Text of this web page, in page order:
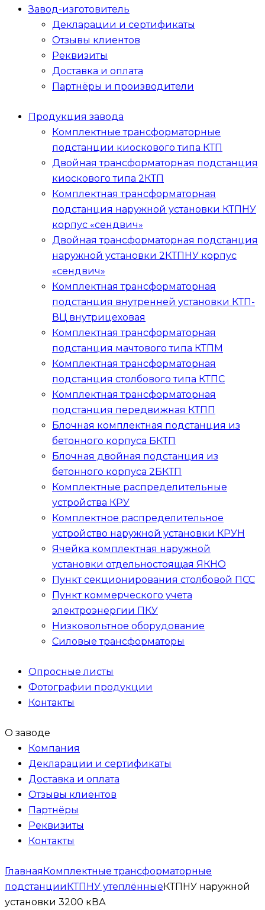
Завод-изготовитель
Декларации и сертификаты
Отзывы клиентов
Реквизиты
Доставка и оплата
Партнёры и производители
Продукция завода
Комплектные трансформаторные
подстанции киоскового типа КТП
Двойная трансформаторная подстанция
киоскового типа 2КТП
Комплектная трансформаторная
подстанция наружной установки КТПНУ
корпус «сендвич»
Двойная трансформаторная подстанция
наружной установки 2КТПНУ корпус
«сендвич»
Комплектная трансформаторная
подстанция внутренней установки КТП-
ВЦ внутрицеховая
Комплектная трансформаторная
подстанция мачтового типа КТПМ
Комплектная трансформаторная
подстанция столбового типа КТПС
Комплектная трансформаторная
подстанция передвижная КТПП
Блочная комплектная подстанция из
бетонного корпуса БКТП
Блочная двойная подстанция из
бетонного корпуса 2БКТП
Комплектные распределительные
устройства КРУ
Комплектное распределительное
устройство наружной установки КРУН
Ячейка комплектная наружной
установки отдельностоящая ЯКНО
Пункт секционирования столбовой ПСС
Пункт коммерческого учета
электроэнергии ПКУ
Низковольтное оборудование
Силовые трансформаторы
Опросные листы
Фотографии продукции
Контакты
О заводе
Компания
Декларации и сертификаты
Доставка и оплата
Отзывы клиентов
Партнёры
Реквизиты
Контакты
Главная Комплектные трансформаторные
подстанции КТПНУ утеплённые КТПНУ наружной
установки 3200 кВА